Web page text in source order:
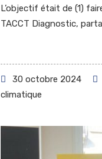
L’objectif était de (1)
TACCT Diagnostic,
30 octobre 2024
climatique